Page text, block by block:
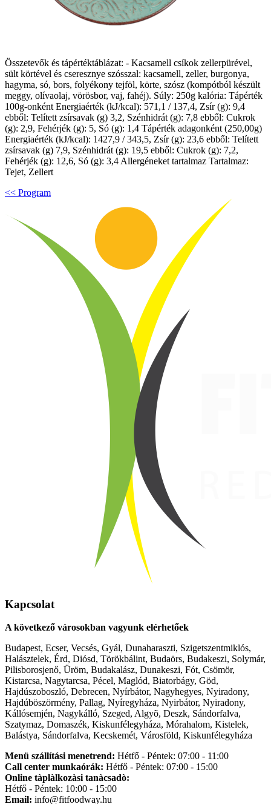
Összetevők és tápértéktáblázat: - Kacsamell csíkok zellerpürével,
sült körtével és cseresznye szósszal: kacsamell, zeller, burgonya,
hagyma, só, bors, folyékony tejföl, körte, szósz (kompótból készült
meggy, olívaolaj, vörösbor, vaj, fahéj). Súly: 250g kalória: Tápérték
100g-onként Energiaérték (kJ/kcal): 571,1 / 137,4, Zsír (g): 9,4
ebből: Telített zsírsavak (g) 3,2, Szénhidrát (g): 7,8 ebből: Cukrok
(g): 2,9, Fehérjék (g): 5, Só (g): 1,4 Tápérték adagonként (250,00g)
Energiaérték (kJ/kcal): 1427,9 / 343,5, Zsír (g): 23,6 ebből: Telített
zsírsavak (g) 7,9, Szénhidrát (g): 19,5 ebből: Cukrok (g): 7,2,
Fehérjék (g): 12,6, Só (g): 3,4 Allergéneket tartalmaz Tartalmaz:
Tejet, Zellert
<< Program
Kapcsolat
A következő városokban vagyunk elérhetőek
Budapest, Ecser, Vecsés, Gyál, Dunaharaszti, Szigetszentmiklós,
Halásztelek, Érd, Diósd, Törökbálint, Budaörs, Budakeszi, Solymár,
Pilisborosjenő, Üröm, Budakalász, Dunakeszi, Fót, Csömör,
Kistarcsa, Nagytarcsa, Pécel, Maglód, Biatorbágy, Göd,
Hajdúszoboszló, Debrecen, Nyírbátor, Nagyhegyes, Nyiradony,
Hajdúböszörmény, Pallag, Nyíregyháza, Nyirbátor, Nyiradony,
Kállósemjén, Nagykálló, Szeged, Algyõ, Deszk, Sándorfalva,
Szatymaz, Domaszék, Kiskunfélegyháza, Mórahalom, Kistelek,
Balástya, Sándorfalva, Kecskemét, Városföld, Kiskunfélegyháza
Menü szállítási menetrend: Hétfő - Péntek: 07:00 - 11:00
Call center munkaórák: Hétfő - Péntek: 07:00 - 15:00
Online tàplàlkozàsi tanàcsadò:
Hétfő - Péntek: 10:00 - 15:00
Email: info@fitfoodway.hu